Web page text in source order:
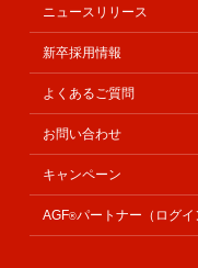
ニュースリリース
新卒採用情報
よくあるご質問
お問い合わせ
キャンペーン
AGF®パートナー（ログイ